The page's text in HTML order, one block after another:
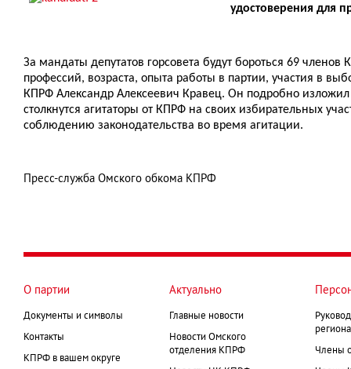
удостоверения для
За мандаты депутатов горсовета будут бороться 69
профессий, возраста, опыта работы в партии, участия в
КПРФ Александр Алексеевич Кравец. Он подробно
столкнутся агитаторы от КПРФ на своих избирательных
соблюдению законодательства во время агитации.
Пресс-служба Омского обкома КПРФ
О партии
Документы и символы
Контакты
КПРФ в вашем округе
Актуально
Главные новости
Новости Омского
отделения КПРФ
Члены